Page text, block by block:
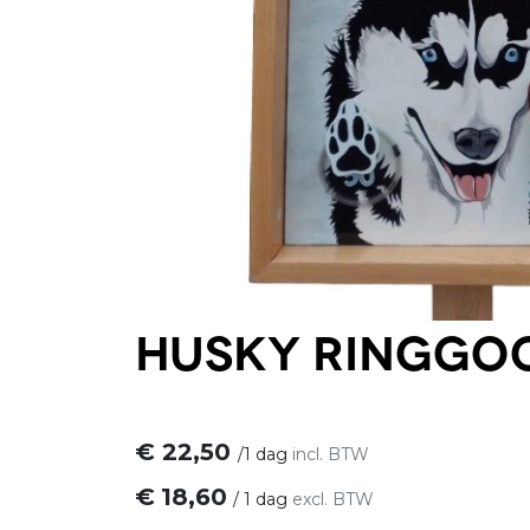
Husky
€ 22,50 /1 dag incl. BTW
€ 18,60 / 1 dag excl. BTW